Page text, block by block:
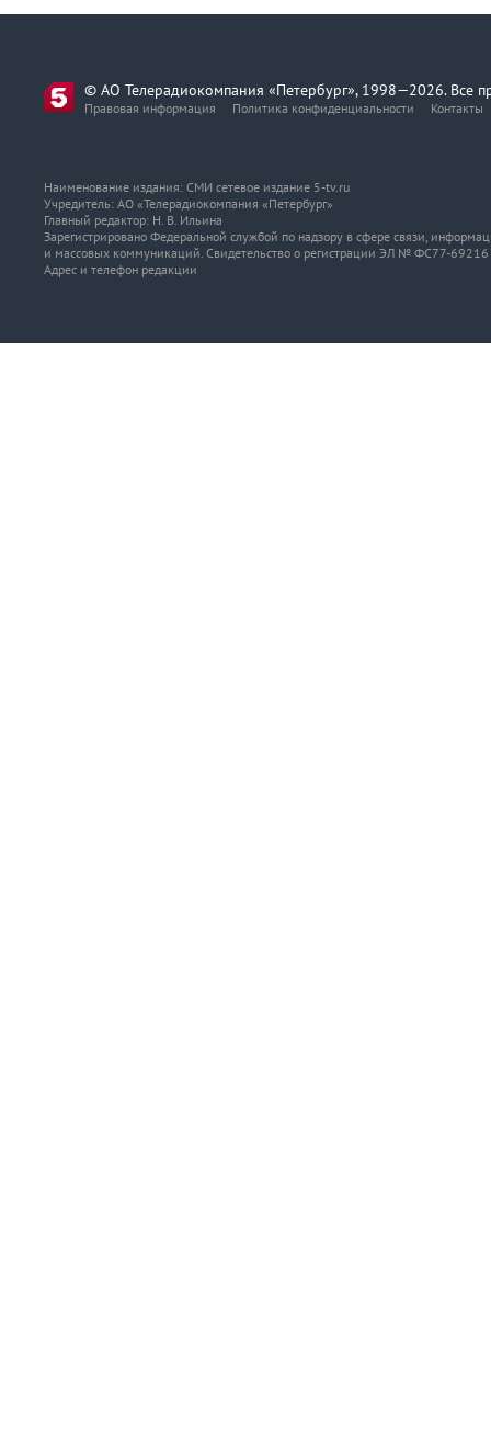
© АО Телерадиокомпания «Петербург», 1998—2026. Все
Правовая информация Политика конфиденциальности Контакты
Наименование издания: СМИ сетевое издание 5-tv.ru
Учредитель: АО «Телерадиокомпания «Петербург»
Главный редактор: Н. В. Ильина
Зарегистрировано Федеральной службой по надзору в сфере связи,
и массовых коммуникаций. Свидетельство о регистрации ЭЛ № ФС77-69216
Адрес и телефон редакции